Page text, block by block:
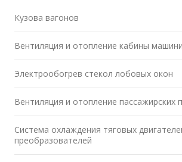
Кузова вагонов
Вентиляция и отопление кабины
Электрообогрев стекол лобовых окон
Вентиляция и отопление пассажирских
Система охлаждения тяговых
преобразователей